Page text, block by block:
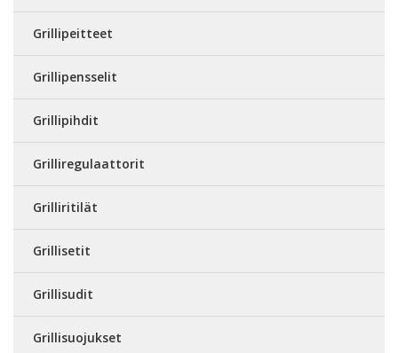
Grillipeitteet
Grillipensselit
Grillipihdit
Grilliregulaattorit
Grilliritilät
Grillisetit
Grillisudit
Grillisuojukset